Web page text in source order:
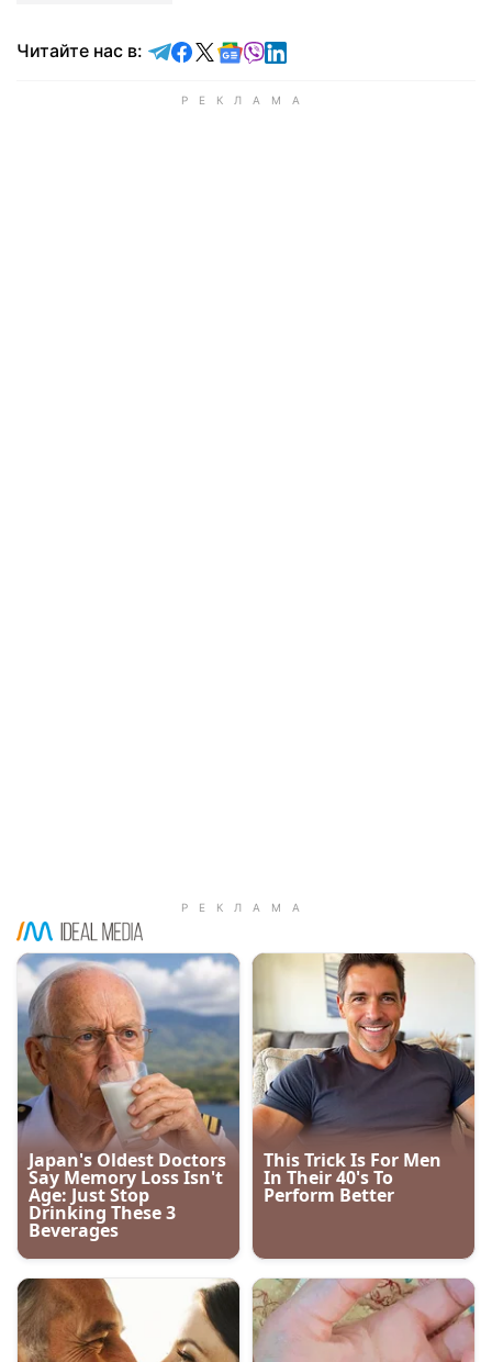
Читайте нас в: Читайте в Telegram
Читайте в Facebook
Читайте в X
Читайте в Google news
Читайте в Viber
Читайте в LinkedIn